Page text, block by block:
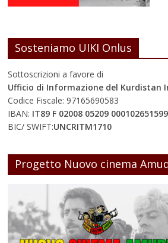
Sosteniamo UIKI Onlus
Sottoscrizioni a favore di
Ufficio di Informazione del Kurdistan
Codice Fiscale: 97165690583
IBAN: IT89 F 02008 05209 000102651599
BIC/ SWIFT:UNCRITM1710
Progetto Nuovo cinema